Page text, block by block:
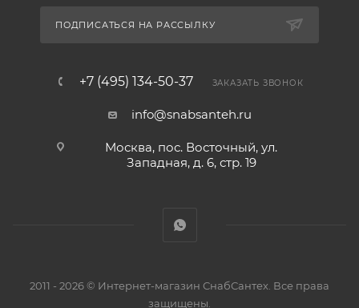
ПОДПИСАТЬСЯ НА РАССЫЛКУ
+7 (495) 134-50-37 ЗАКАЗАТЬ ЗВОНОК
info@snabsanteh.ru
Москва, пос. Восточный, ул.
Западная, д. 6, стр. 19
2011 - 2026 © Интернет-магазин СнабСантех. Все права
защищены.